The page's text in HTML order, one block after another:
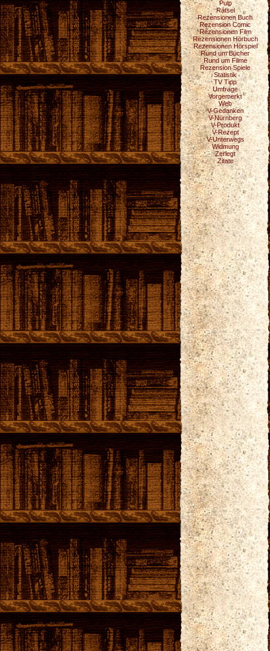
Pulp
Rätsel
Rezensionen Buch
Rezension Comic
Rezensionen Film
Rezensionen Hörbuch
Rezensionen Hörspiel
Rund um Bücher
Rund um Filme
Rezension Spiele
Statistik
TV Tipp
Umfrage
Vorgemerkt
Web
V-Gedanken
V-Nürnberg
V-Produkt
V-Rezept
V-Unterwegs
Widmung
Zerlegt
Zitate